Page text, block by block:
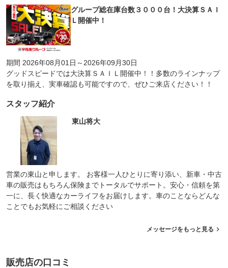
グループ総在庫台数３０００台！大決算ＳＡＩ
Ｌ開催中！
期間 2026年08月01日～2026年09月30日
グッドスピードでは大決算ＳＡＩＬ開催中！！多数のラインナップ
を取り揃え、実車確認も可能ですので、ぜひご来店ください！！
スタッフ紹介
東山将大
営業の東山と申します。 お客様一人ひとりに寄り添い、新車・中古
車の販売はもちろん保険までトータルでサポート。安心・信頼を第
一に、長く快適なカーライフをお届けします。車のことならどんな
ことでもお気軽にご相談ください
メッセージをもっと見る
販売店の口コミ